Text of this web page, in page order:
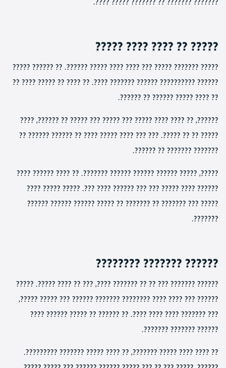
????? ?? ???? ???? ?????
????? ??????? ????? ??? ???? ???? ????? ??????. ?? ?????? ?????
?????? ?????????? ?????? ??????? ????. ?? ???? ?? ????? ???? ??
?? ???? ????? ?????? ?? ??????.
??????, ?? ???? ???? ????? ??? ????? ??? ????? ?? ??????, ????
????? ?? ?? ?????. ??? ??? ???? ????? ???? ?? ?????? ?????? ??
??????? ??????? ?? ??????.
?????, ????? ?????? ?????? ?????? ???????. ?? ???? ?????? ????
?????? ???? ????? ??? ??? ?????? ???? ???. ????? ????? ????
????? ??? ??????? ?? ??????? ?? ????? ?????? ?????? ??????
???????.
?????? ??????? ????????
?????? ??????? ??? ?? ?? ??????? ????, ??? ?? ???? ?????. ?????
?????? ??? ???? ???? ???????? ??????? ?????? ??? ????? ?????,
??? ??????? ???? ???? ????. ?? ?????? ?? ????? ?????? ????
?????? ??????? ???????.
?? ???? ???? ????? ???????, ?? ???? ????? ??????? ?????????.